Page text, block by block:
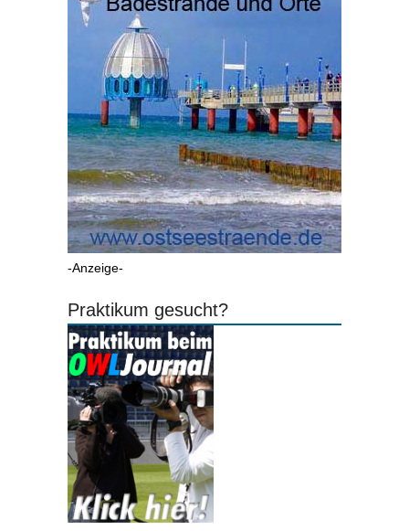
-Anzeige-
Praktikum gesucht?